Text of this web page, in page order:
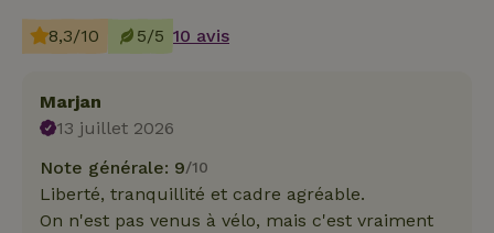
8,3/10 5/5 10 avis
Marjan
13 juillet 2026
Note générale: 9/10
Liberté, tranquillité et cadre agréable.
On n'est pas venus à vélo, mais c'est vraiment